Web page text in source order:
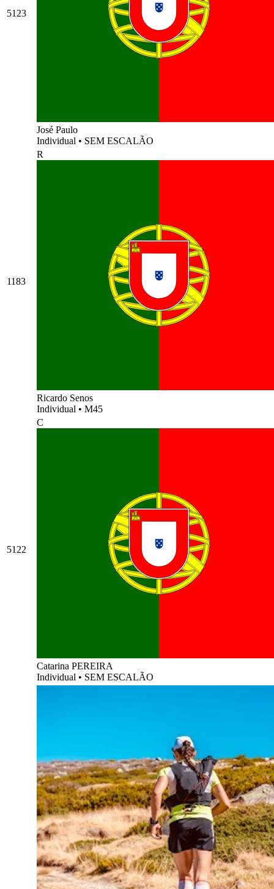
5123
José Paulo
Individual • SEM ESCALÃO
1183
R
Ricardo Senos
Individual • M45
5122
C
Catarina PEREIRA
Individual • SEM ESCALÃO